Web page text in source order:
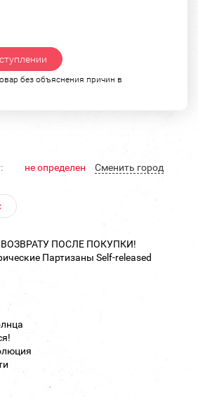
без объяснения причин в
не определен Cменить город
ПОСЛЕ ПОКУПКИ!
Партизаны Self-released